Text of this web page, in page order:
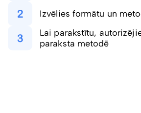
Izvēlies formātu un
Lai parakstītu,
paraksta metodē